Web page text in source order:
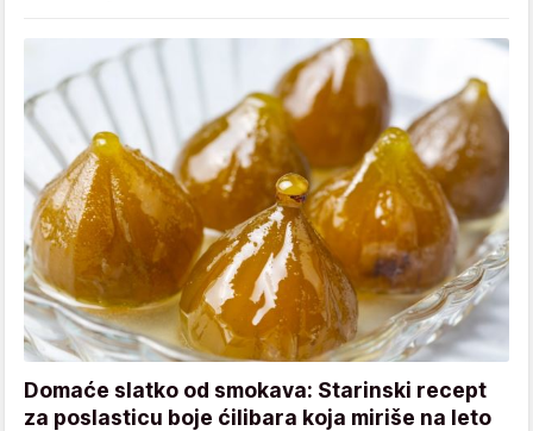
Domaće slatko od smokava: Starinski recept
za poslasticu boje ćilibara koja miriše na leto